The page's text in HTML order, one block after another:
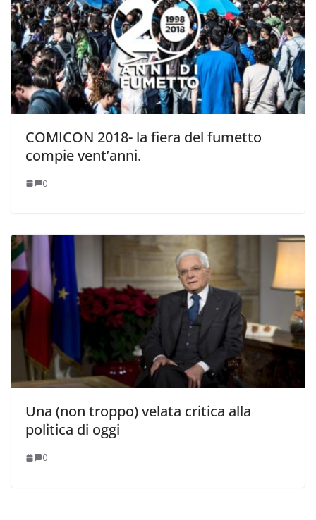
COMICON 2018- la fiera del fumetto
compie vent’anni.
0
Una (non troppo) velata critica alla
politica di oggi
0